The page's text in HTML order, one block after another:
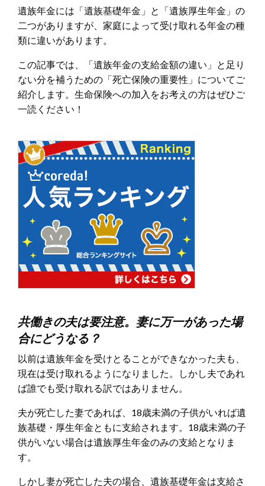
遺族年金には「遺族基礎年金」と「遺族厚生年金」の
二つがありますが、家庭によって受け取れる年金の種
類に違いがあります。
この記事では、「遺族年金の支給金額の違い」と足り
ない分を補うための「死亡保険の重要性」についてご
紹介します。生命保険への加入をお考えの方はぜひご
一読ください！
共働きの夫は要注意。妻に万一があった場
合にどうなる？
以前は遺族年金を受けとることができなかった夫も、
現在は受け取れるようになりました。しかし夫であれ
ば誰でも受け取れる訳ではありません。
夫が死亡した妻であれば、18歳未満の子供がいれば遺
族基礎・厚生年金ともに支給されます。18歳未満の子
供がいない場合は遺族厚生年金のみの支給となりま
す。
しかし妻が死亡した夫の場合、遺族基礎年金は支給さ